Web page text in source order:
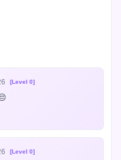
[Level 0]
[Level 0]